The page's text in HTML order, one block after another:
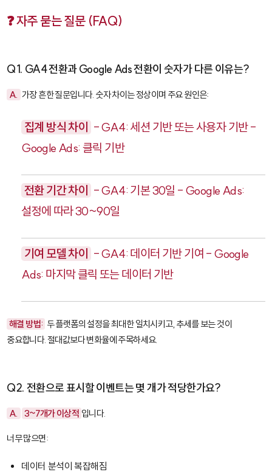
❓ 자주 묻는 질문 (FAQ)
Q1. GA4 전환과 Google Ads 전환이 숫자가 다른 이유는?
A. 가장 흔한 질문입니다. 숫자 차이는 정상이며 주요 원인은:
집계 방식 차이
- GA4: 세션 기반 또는 사용자 기반 -
Google Ads: 클릭 기반
전환 기간 차이
- GA4: 기본 30일 - Google Ads:
설정에 따라 30~90일
기여 모델 차이
- GA4: 데이터 기반 기여 - Google
Ads: 마지막 클릭 또는 데이터 기반
해결 방법: 두 플랫폼의 설정을 최대한 일치시키고, 추세를 보는 것이
중요합니다. 절대값보다 변화율에 주목하세요.
Q2. 전환으로 표시할 이벤트는 몇 개가 적당한가요?
A. 3~7개가 이상적 입니다.
너무 많으면:
데이터 분석이 복잡해짐